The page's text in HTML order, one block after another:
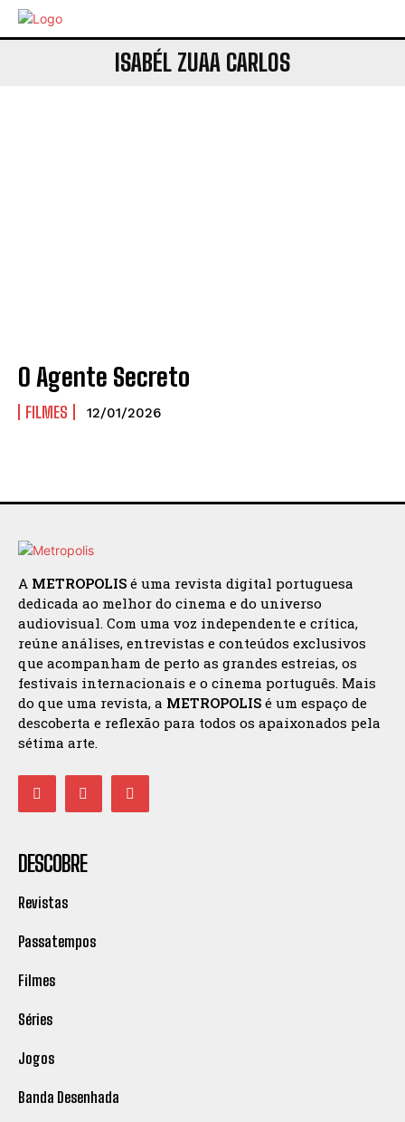
passatempos.
Company
ISABÉL ZUAA CARLOS
O Agente Secreto
FILMES 12/01/2026
A METROPOLIS é uma revista digital portuguesa
dedicada ao melhor do cinema e do universo
audiovisual. Com uma voz independente e crítica,
reúne análises, entrevistas e conteúdos exclusivos
que acompanham de perto as grandes estreias, os
festivais internacionais e o cinema português. Mais
do que uma revista, a METROPOLIS é um espaço de
descoberta e reflexão para todos os apaixonados pela
sétima arte.
DESCOBRE
Revistas
Passatempos
Filmes
Séries
Jogos
Banda Desenhada